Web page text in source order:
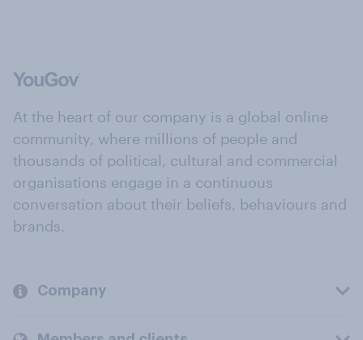
At the heart of our company is a global online
community, where millions of people and
thousands of political, cultural and commercial
organisations engage in a continuous
conversation about their beliefs, behaviours and
brands.
Company